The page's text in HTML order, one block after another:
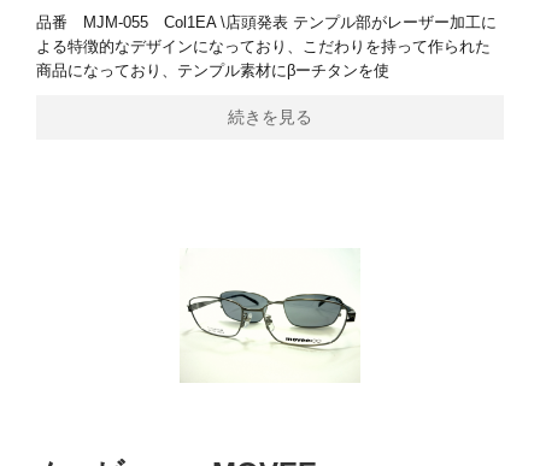
品番 MJM-055 Col1EA \店頭発表 テンプル部がレーザー加工に
よる特徴的なデザインになっており、こだわりを持って作られた
商品になっており、テンプル素材にβーチタンを使
続きを見る